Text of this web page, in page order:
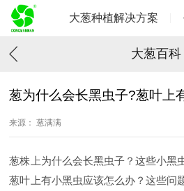
大葱种植解决方案
大葱百科
葱为什么会长黑虫子?葱叶上
来源： 葱满满
葱株上为什么会长黑虫子？这些小黑
葱叶上有小黑虫应该怎么办？这些问